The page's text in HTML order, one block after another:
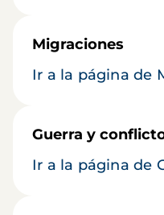
Migraciones
Ir a la página de
Guerra y
Ir a la página de